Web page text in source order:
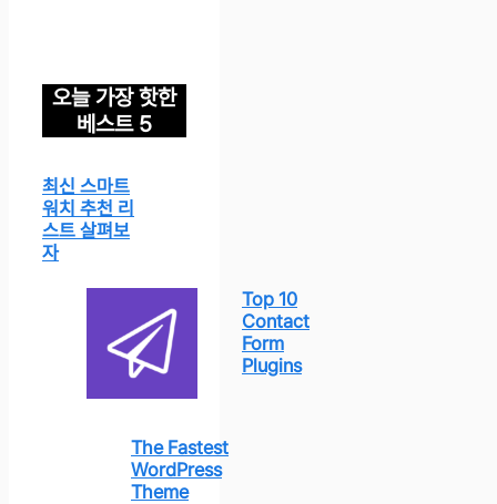
오늘 가장 핫한
베스트 5
최신 스마트
워치 추천 리
스트 살펴보
자
Top 10
Contact
Form
Plugins
The Fastest
WordPress
Theme